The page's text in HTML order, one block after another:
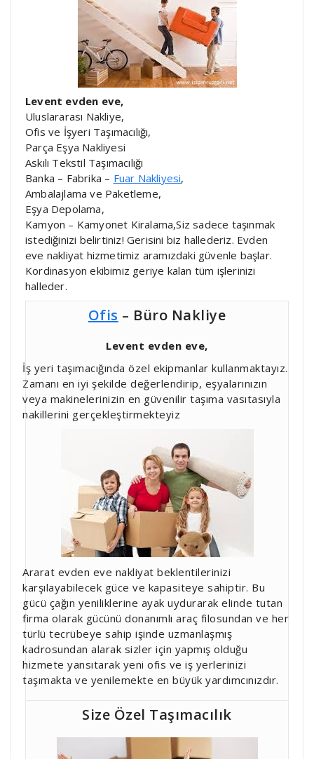
Levent evden eve,
Uluslararası Nakliye,
Ofis ve İşyeri Taşımacılığı,
Parça Eşya Nakliyesi
Askılı Tekstil Taşımacılığı
Banka – Fabrika – Fuar Nakliyesi,
Ambalajlama ve Paketleme,
Eşya Depolama,
Kamyon – Kamyonet Kiralama,Siz sadece taşınmak
istediğinizi belirtiniz! Gerisini biz hallederiz. Evden
eve nakliyat hizmetimiz aramızdaki güvenle başlar.
Kordinasyon ekibimiz geriye kalan tüm işlerinizi
halleder.
Ofis – Büro Nakliye
Levent evden eve,
İş yeri taşımacığında özel ekipmanlar kullanmaktayız.
Zamanı en iyi şekilde değerlendirip, eşyalarınızın
veya makinelerinizin en güvenilir taşıma vasıtasıyla
nakillerini gerçekleştirmekteyiz
Ararat evden eve nakliyat beklentilerinizi
karşılayabilecek güce ve kapasiteye sahiptir. Bu
gücü çağın yeniliklerine ayak uydurarak elinde tutan
firma olarak gücünü donanımlı araç filosundan ve her
türlü tecrübeye sahip işinde uzmanlaşmış
kadrosundan alarak sizler için yapmış olduğu
hizmete yansıtarak yeni ofis ve iş yerlerinizi
taşımakta ve yenilemekte en büyük yardımcınızdır.
Size Özel Taşımacılık